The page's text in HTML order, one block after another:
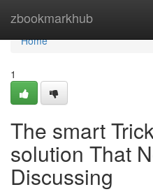
zbookmarkhub
Home
Home
1
The smart
solution That
Discussing